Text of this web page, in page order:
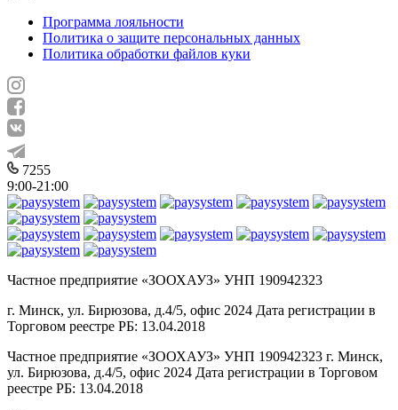
Программа лояльности
Политика о защите персональных данных
Политика обработки файлов куки
7255
9:00-21:00
Частное предприятие «ЗООХАУЗ» УНП 190942323
г. Минск, ул. Бирюзова, д.4/5, офис 2024 Дата регистрации в
Торговом реестре РБ: 13.04.2018
Частное предприятие «ЗООХАУЗ» УНП 190942323 г. Минск,
ул. Бирюзова, д.4/5, офис 2024 Дата регистрации в Торговом
реестре РБ: 13.04.2018